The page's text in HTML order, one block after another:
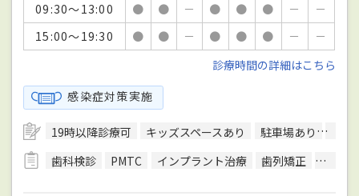
09:30～13:00
● ● － ● ● ● －
－
15:00～19:30
● ● － ● ● ● －
－
診療時間の詳細はこちら
感染症対策実施
19時以降診療可 キッズスペースあり 駐車場あり
歯科検診
PMTC インプラント治療 歯列矯正 マウス